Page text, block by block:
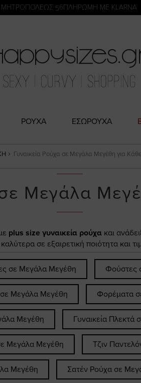
56ΠΛΗΡΩΜΗ ΜΕ KLARNA
ΡΟΥΧΑ ΕΣΩΡΟΥΧΑ
Γυναικεία Ρούχα σε Μεγάλα Μεγέθη για
Μεγάλα
plus size γυναικεία ρούχα και
σε εξαιρετική ποιότητα και
σε Μεγάλα Μεγέθη Φούστες
σε Μεγάλα Μεγέθη Φορέματα
Μεγέθη Γυναικεία
Μεγάλα Μεγέθη Τζιν
Μεγέθη Σατέν Ρούχα σε